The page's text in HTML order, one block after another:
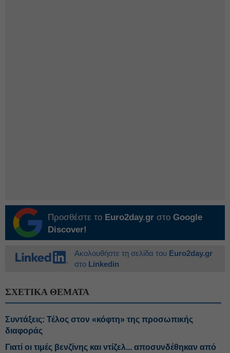
Προσθέστε το Euro2day.gr στο Google
Discover!
Ακολουθήστε τη σελίδα του Euro2day.gr
στο Linkedin
ΣΧΕΤΙΚΑ ΘΕΜΑΤΑ
Συντάξεις: Τέλος στον «κόφτη» της προσωπικής
διαφοράς
Γιατί οι τιμές βενζίνης και ντίζελ... αποσυνδέθηκαν από